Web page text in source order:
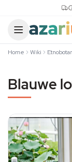
Home Wiki
Blauwe